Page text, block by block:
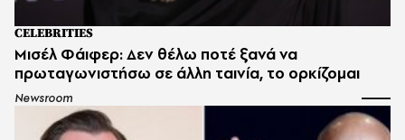
CELEBRITIES
Μισέλ Φάιφερ: Δεν θέλω ποτέ ξανά να
πρωταγωνιστήσω σε άλλη ταινία, το ορκίζομαι
Newsroom